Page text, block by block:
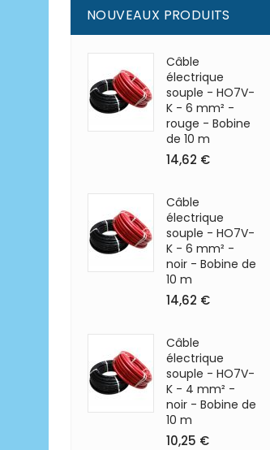
NOUVEAUX PRODUITS
Câble
électrique
souple - HO7V-
K - 6 mm² -
rouge - Bobine
de 10 m
14,62 €
Câble
électrique
souple - HO7V-
K - 6 mm² -
noir - Bobine de
10 m
14,62 €
Câble
électrique
souple - HO7V-
K - 4 mm² -
noir - Bobine de
10 m
10,25 €